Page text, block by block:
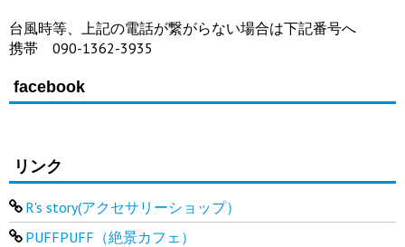
台風時等、上記の電話が繋がらない場合は下記番号へ
携帯 090-1362-3935
facebook
リンク
R's story(アクセサリーショップ）
PUFFPUFF（絶景カフェ）